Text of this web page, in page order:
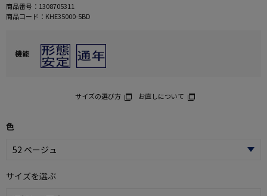
商品番号： 1308705311
商品コード： KHE35000-5BD
機能
サイズの選び方 お直しについて
色
サイズを選ぶ